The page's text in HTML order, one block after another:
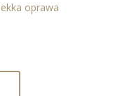
oprawa